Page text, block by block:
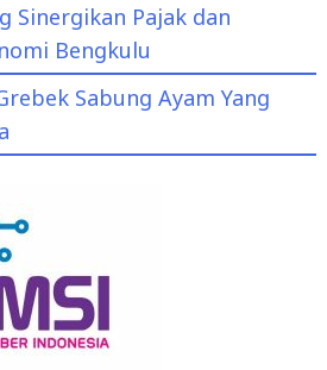
Sinergikan Pajak dan
Bengkulu
Sabung Ayam Yang